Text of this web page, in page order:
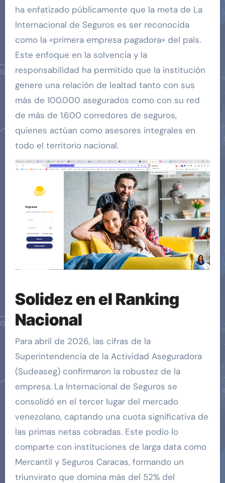
ha enfatizado públicamente que la meta de La
Internacional de Seguros es ser reconocida
como la «primera empresa pagadora» del país.
Este enfoque en la solvencia y la
responsabilidad ha permitido que la institución
genere una relación de lealtad tanto con sus
más de 100.000 asegurados como con su red
de más de 1.600 corredores de seguros,
quienes actúan como asesores integrales en
todo el territorio nacional.
Solidez en el Ranking
Nacional
Para abril de 2026, las cifras de la
Superintendencia de la Actividad Aseguradora
(Sudeaseg) confirmaron la robustez de la
empresa. La Internacional de Seguros se
consolidó en el tercer lugar del mercado
venezolano, captando una cuota significativa de
las primas netas cobradas. Este podio lo
comparte con instituciones de larga data como
Mercantil y Seguros Caracas, formando un
triunvirato que domina más del 52% del